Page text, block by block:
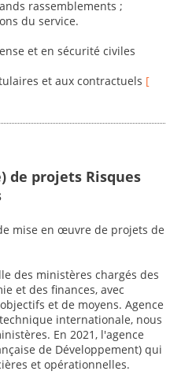
rassemblements ;
du service.
et en sécurité civiles
et aux contractuels [
de projets Risques
mise en œuvre de projets de
des ministères chargés des
et des finances, avec
et de moyens. Agence
internationale, nous
En 2021, l'agence
de Développement) qui
et opérationnelles.